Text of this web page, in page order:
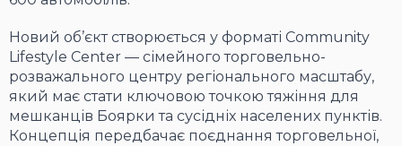
Новий об’єкт створюється у форматі Community
Lifestyle Center — сімейного торговельно-
розважального центру регіонального масштабу,
який має стати ключовою точкою тяжіння для
мешканців Боярки та сусідніх населених пунктів.
Концепція передбачає поєднання торговельної,